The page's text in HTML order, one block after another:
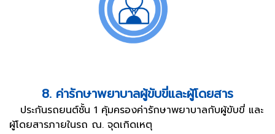
8. ค่ารักษาพยาบาลผู้ขับขี่และผู้โดยสาร
ประกันรถยนต์ชั้น 1 คุ้มครองค่ารักษาพยาบาลกับผู้ขับขี่ และ
ผู้โดยสารภายในรถ ณ. จุดเกิดเหตุ